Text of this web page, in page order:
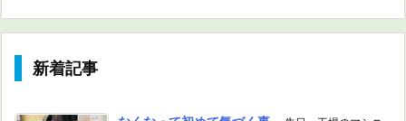
新着記事